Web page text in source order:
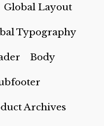
Global Layout
Typography
Body
Archives